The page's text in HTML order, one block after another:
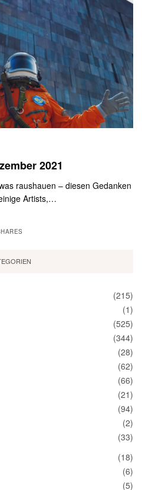
2021
raushauen – diesen Gedanken
Artists,…
(215)
(1)
(525)
(344)
(28)
(62)
(66)
(21)
(94)
(2)
(33)
(18)
(6)
(5)